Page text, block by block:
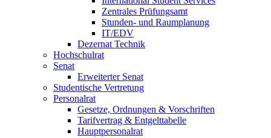
Zentrales Prüfungsamt
Stunden- und Raumplanung
IT/EDV
Dezernat Technik
Hochschulrat
Senat
Erweiterter Senat
Studentische Vertretung
Personalrat
Gesetze, Ordnungen & Vorschriften
Tarifvertrag & Entgelttabelle
Hauptpersonalrat